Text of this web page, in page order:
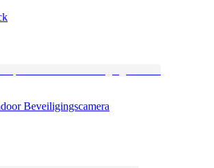
Beveiligingscamera